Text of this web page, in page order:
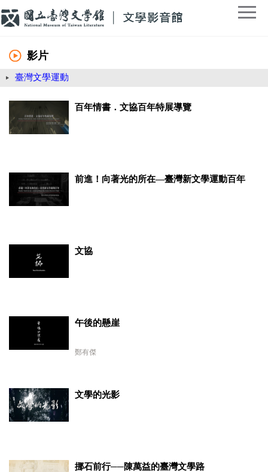
影片
臺灣文學運動
百年情書．文協百年特展導覽
前進！向著光的所在—臺灣新文學運動百年
文協
午後的懸崖
鄭有傑
文學的光影
挪石前行──陳萬益的臺灣文學路